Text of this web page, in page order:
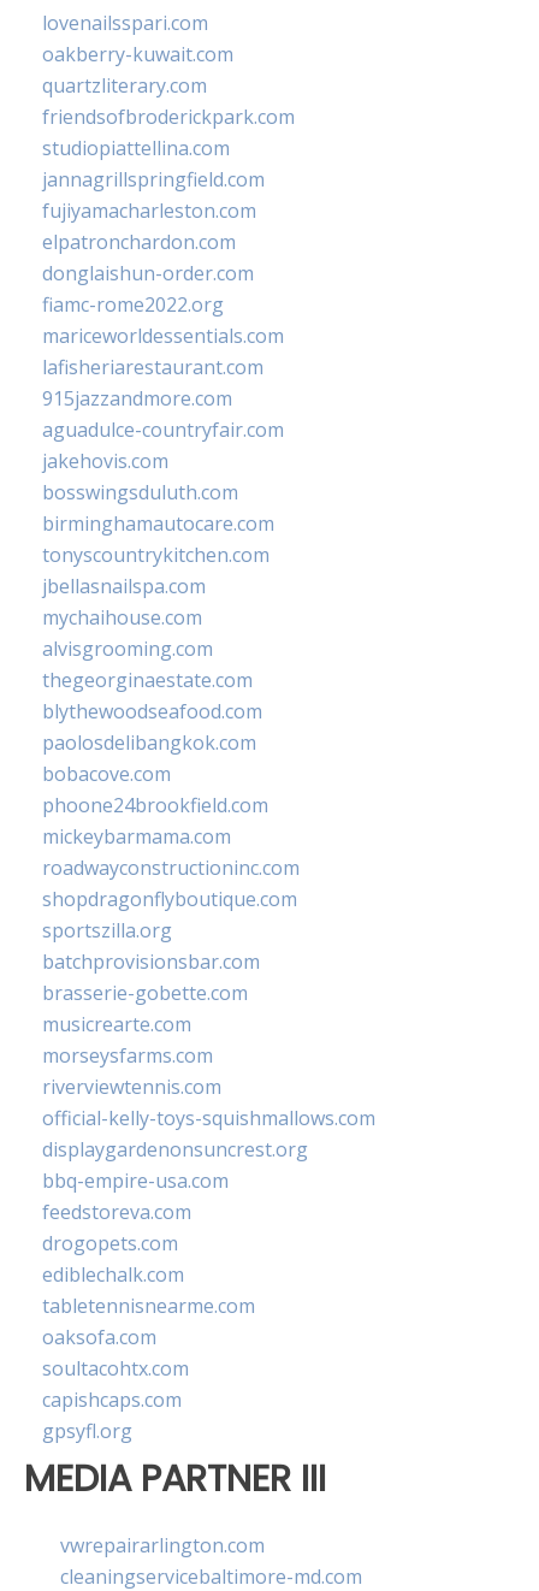
lovenailsspari.com
oakberry-kuwait.com
quartzliterary.com
friendsofbroderickpark.com
studiopiattellina.com
jannagrillspringfield.com
fujiyamacharleston.com
elpatronchardon.com
donglaishun-order.com
fiamc-rome2022.org
mariceworldessentials.com
lafisheriarestaurant.com
915jazzandmore.com
aguadulce-countryfair.com
jakehovis.com
bosswingsduluth.com
birminghamautocare.com
tonyscountrykitchen.com
jbellasnailspa.com
mychaihouse.com
alvisgrooming.com
thegeorginaestate.com
blythewoodseafood.com
paolosdelibangkok.com
bobacove.com
phoone24brookfield.com
mickeybarmama.com
roadwayconstructioninc.com
shopdragonflyboutique.com
sportszilla.org
batchprovisionsbar.com
brasserie-gobette.com
musicrearte.com
morseysfarms.com
riverviewtennis.com
official-kelly-toys-squishmallows.com
displaygardenonsuncrest.org
bbq-empire-usa.com
feedstoreva.com
drogopets.com
ediblechalk.com
tabletennisnearme.com
oaksofa.com
soultacohtx.com
capishcaps.com
gpsyfl.org
MEDIA PARTNER III
vwrepairarlington.com
cleaningservicebaltimore-md.com